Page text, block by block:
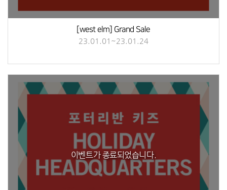
[west elm] Grand Sale
23.01.01~23.01.24
이벤트가 종료되었습니다.